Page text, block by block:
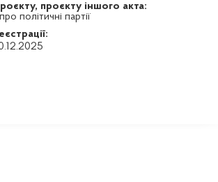
проєкту іншого акта:
політичні партії